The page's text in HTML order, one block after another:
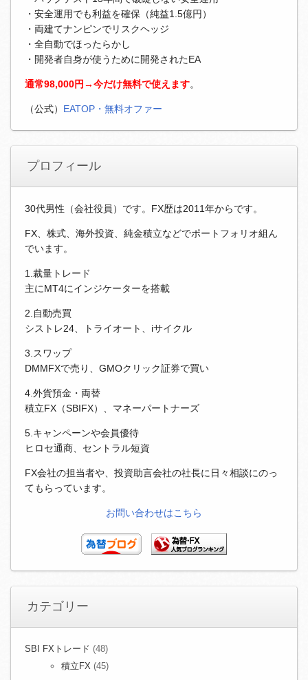
・安全運用でも利益を確保（純益1.5億円）
・両建てナンピンでリスクヘッジ
・全自動でほったらかし
・開発者自身が使うために開発されたEA
通常98,000円→今だけ無料で使えます。
（公式） EATOP・無料オファー
プロフィール
30代男性（会社役員）です。FX歴は2011年からです。
FX、株式、海外投資、純金積立などでポートフォリオ組ん
でいます。
1.裁量トレード
主にMT4にインジケーターを搭載
2.自動売買
シストレ24、トライオート、iサイクル
3.スワップ
DMMFXで売り、GMOクリック証券で買い
4.外貨預金・両替
積立FX（SBIFX）、マネーパートナーズ
5.キャンペーンや会員優待
ヒロセ通商、セントラル短資
FX会社の担当者や、投資助言会社の社長に日々相談にのっ
てもらっています。
お問い合わせはこちら
カテゴリー
SBI FXトレード (48)
積立FX (45)